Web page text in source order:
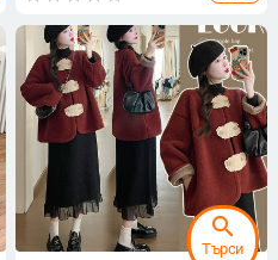
search
Търси